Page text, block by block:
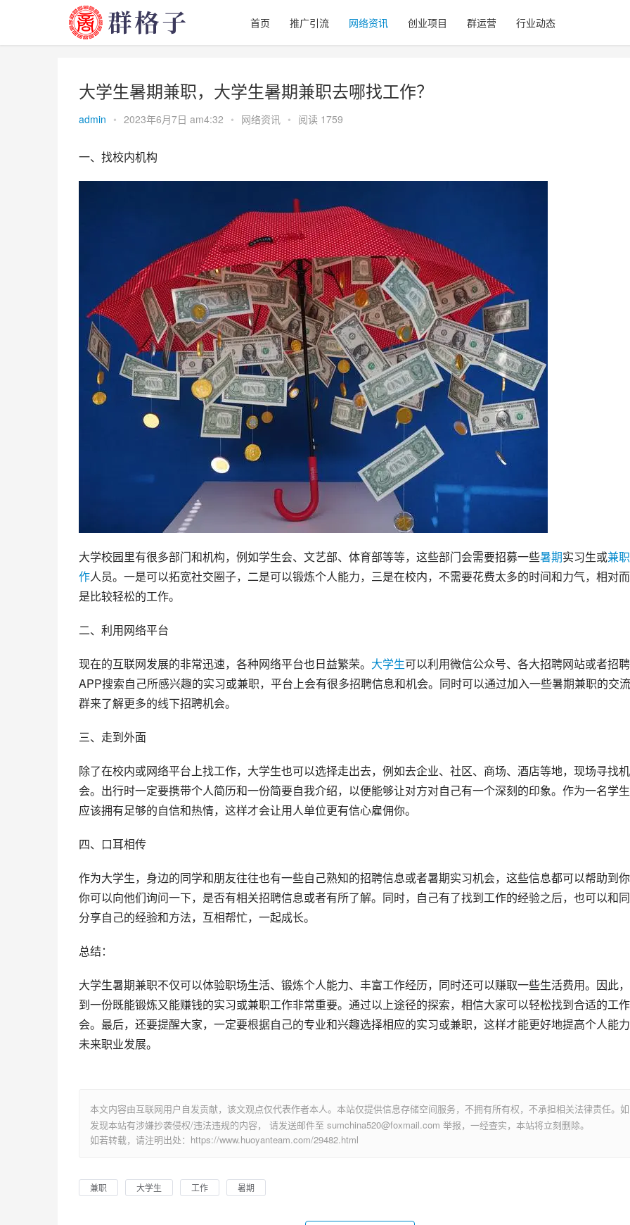
首页 推广引流 网络资讯 创业项目 群运营 行业动态
大学生暑期兼职，大学生暑期兼职去哪找工作？
admin • 2023年6月7日 am4:32 • 网络资讯 • 阅读 1759
一、找校内机构
大学校园里有很多部门和机构，例如学生会、文艺部、体育部等等，这些部门会需要招募一些暑期实习生或兼职
作人员。一是可以拓宽社交圈子，二是可以锻炼个人能力，三是在校内，不需要花费太多的时间和力气，相对
是比较轻松的工作。
二、利用网络平台
现在的互联网发展的非常迅速，各种网络平台也日益繁荣。 大学生可以利用微信公众号、各大招聘网站或者招聘
APP搜索自己所感兴趣的实习或兼职，平台上会有很多招聘信息和机会。同时可以通过加入一些暑期兼职的交流
群来了解更多的线下招聘机会。
三、走到外面
除了在校内或网络平台上找工作，大学生也可以选择走出去，例如去企业、社区、商场、酒店等地，现场寻找机
会。出行时一定要携带个人简历和一份简要自我介绍，以便能够让对方对自己有一个深刻的印象。作为一名学生
应该拥有足够的自信和热情，这样才会让用人单位更有信心雇佣你。
四、口耳相传
作为大学生，身边的同学和朋友往往也有一些自己熟知的招聘信息或者暑期实习机会，这些信息都可以帮助到你
你可以向他们询问一下，是否有相关招聘信息或者有所了解。同时，自己有了找到工作的经验之后，也可以和
分享自己的经验和方法，互相帮忙，一起成长。
总结：
大学生暑期兼职不仅可以体验职场生活、锻炼个人能力、丰富工作经历，同时还可以赚取一些生活费用。因此
到一份既能锻炼又能赚钱的实习或兼职工作非常重要。通过以上途径的探索，相信大家可以轻松找到合适的工
会。最后，还要提醒大家，一定要根据自己的专业和兴趣选择相应的实习或兼职，这样才能更好地提高个人能
未来职业发展。
本文内容由互联网用户自发贡献，该文观点仅代表作者本人。本站仅提供信息存储空间服务，不拥有所有权，不承担相关法律责任。如
发现本站有涉嫌抄袭侵权/违法违规的内容， 请发送邮件至 sumchina520@foxmail.com 举报，一经查实，本站将立刻删除。
如若转载，请注明出处：https://www.huoyanteam.com/29482.html
兼职 大学生 工作 暑期